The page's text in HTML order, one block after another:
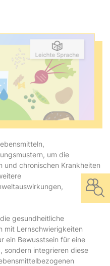
um die
und chronischen Krankheiten
gesundheitliche
mit Lernschwierigkeiten
ein Bewusstsein für eine
sondern integrieren diese